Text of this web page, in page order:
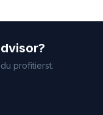
profitierst.